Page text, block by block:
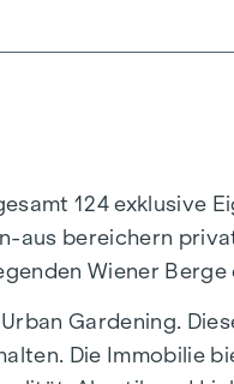
124 exklusive
aus bereichern
Wiener Berge
Gardening.
Die Immobilie